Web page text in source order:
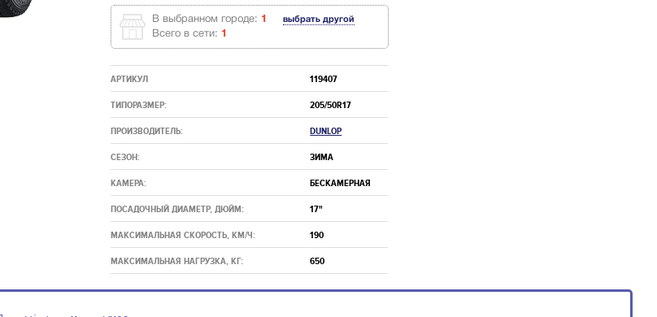
В выбранном городе: 1 выбрать другой
Всего в сети: 1
АРТИКУЛ 119407
ТИПОРАЗМЕР: 205/50R17
ПРОИЗВОДИТЕЛЬ: DUNLOP
СЕЗОН: ЗИМА
КАМЕРА: БЕСКАМЕРНАЯ
ПОСАДОЧНЫЙ ДИАМЕТР, ДЮЙМ: 17"
МАКСИМАЛЬНАЯ СКОРОСТЬ, КМ/Ч: 190
МАКСИМАЛЬНАЯ НАГРУЗКА, КГ: 650